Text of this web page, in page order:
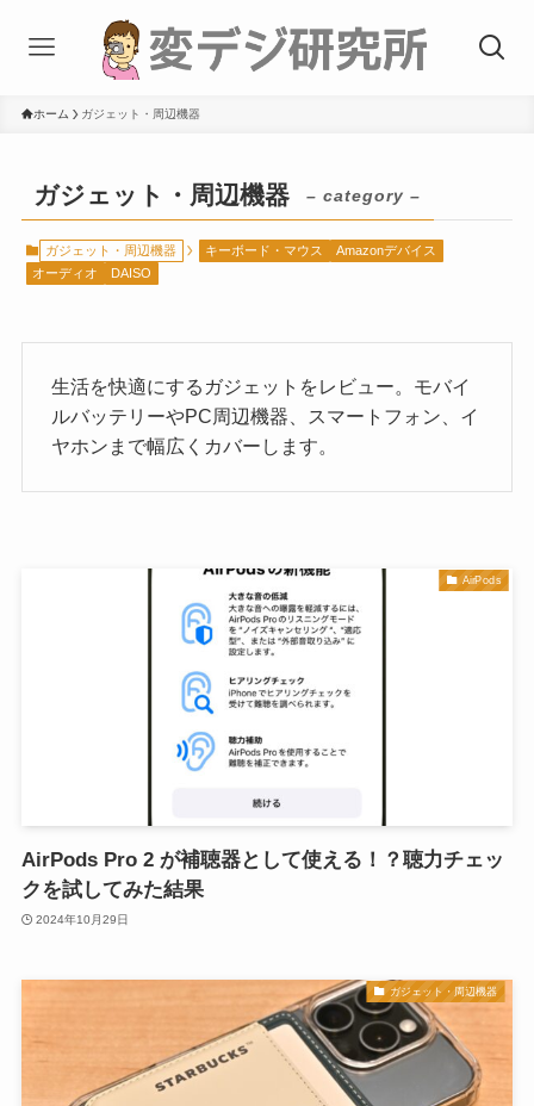
ホーム ガジェット・周辺機器
ガジェット・周辺機器 – category –
ガジェット・周辺機器 キーボード・マウス
Amazonデバイス
オーディオ
DAISO
生活を快適にするガジェットをレビュー。モバイ
ルバッテリーやPC周辺機器、スマートフォン、イ
ヤホンまで幅広くカバーします。
AirPods
AirPods Pro 2 が補聴器として使える！？聴力チェッ
クを試してみた結果
2024年10月29日
ガジェット・周辺機器